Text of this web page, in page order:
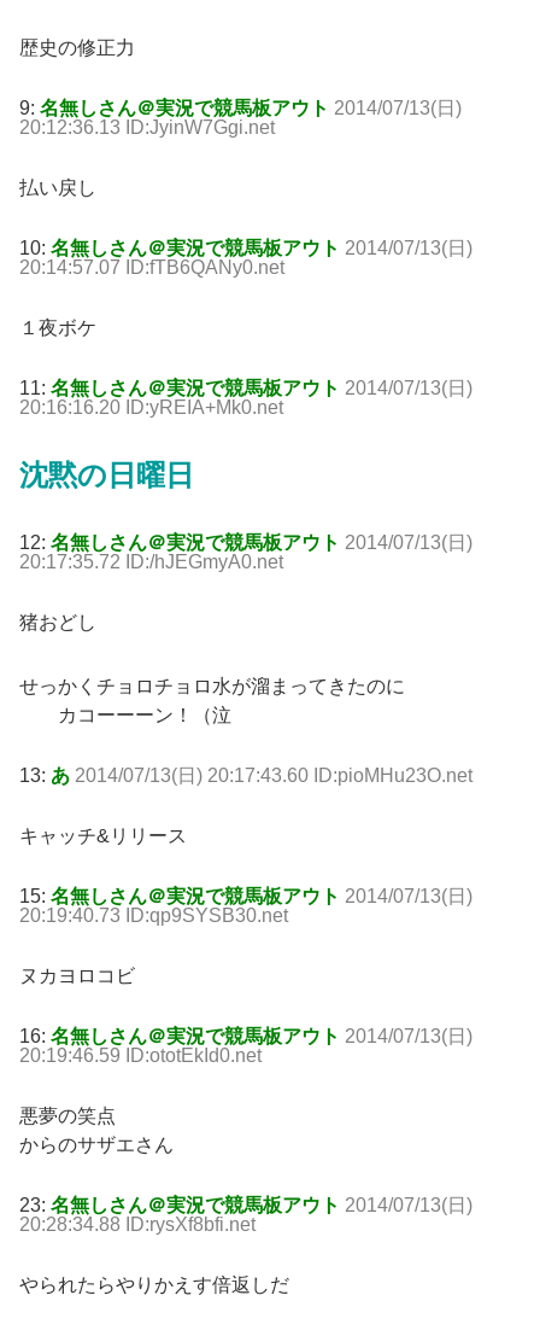
歴史の修正力
9: 名無しさん＠実況で競馬板アウト 2014/07/13(日)
20:12:36.13 ID:JyinW7Ggi.net
払い戻し
10: 名無しさん＠実況で競馬板アウト 2014/07/13(日)
20:14:57.07 ID:fTB6QANy0.net
１夜ボケ
11: 名無しさん＠実況で競馬板アウト 2014/07/13(日)
20:16:16.20 ID:yREIA+Mk0.net
沈黙の日曜日
12: 名無しさん＠実況で競馬板アウト 2014/07/13(日)
20:17:35.72 ID:/hJEGmyA0.net
猪おどし
せっかくチョロチョロ水が溜まってきたのに
カコーーーン！（泣
13: あ 2014/07/13(日) 20:17:43.60 ID:pioMHu23O.net
キャッチ&リリース
15: 名無しさん＠実況で競馬板アウト 2014/07/13(日)
20:19:40.73 ID:qp9SYSB30.net
ヌカヨロコビ
16: 名無しさん＠実況で競馬板アウト 2014/07/13(日)
20:19:46.59 ID:ototEkId0.net
悪夢の笑点
からのサザエさん
23: 名無しさん＠実況で競馬板アウト 2014/07/13(日)
20:28:34.88 ID:rysXf8bfi.net
やられたらやりかえす倍返しだ